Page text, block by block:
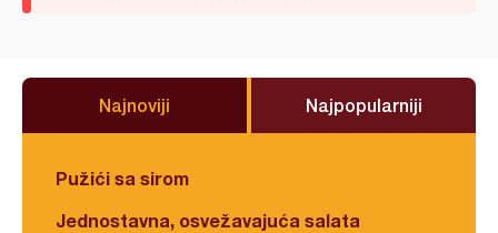
Najnoviji Najpopularniji
Pužići sa sirom
Jednostavna, osvežavajuća salata